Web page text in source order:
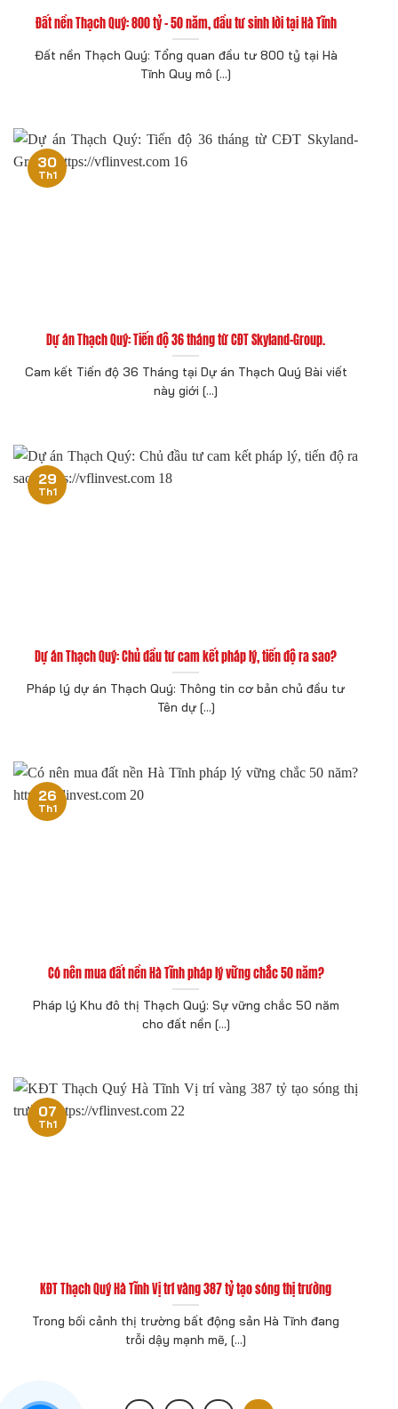
Đất nền Thạch Quý: 800 tỷ – 50 năm, đầu tư sinh lời tại Hà Tĩnh
Đất nền Thạch Quý: Tổng quan đầu tư 800 tỷ tại Hà
Tĩnh Quy mô [...]
Dự án Thạch Quý: Tiến độ 36 tháng từ CĐT Skyland-Group.
Cam kết Tiến độ 36 Tháng tại Dự án Thạch Quý Bài viết
này giới [...]
30
Th1
Dự án Thạch Quý: Chủ đầu tư cam kết pháp lý, tiến độ ra sao?
Pháp lý dự án Thạch Quý: Thông tin cơ bản chủ đầu tư
Tên dự [...]
29
Th1
Có nên mua đất nền Hà Tĩnh pháp lý vững chắc 50 năm?
Pháp lý Khu đô thị Thạch Quý: Sự vững chắc 50 năm
cho đất nền [...]
26
Th1
KĐT Thạch Quý Hà Tĩnh Vị trí vàng 387 tỷ tạo sóng thị trường
Trong bối cảnh thị trường bất động sản Hà Tĩnh đang
trỗi dậy mạnh mẽ, [...]
07
Th1